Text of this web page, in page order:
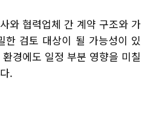
와 협력업체 간 계약 구조와 가
한 검토 대상이 될 가능성이 있
경에도 일정 부분 영향을 미칠
.